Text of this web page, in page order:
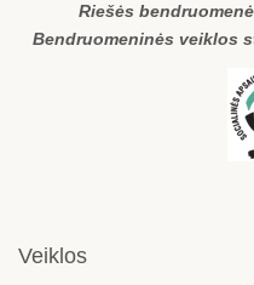
Riešės
Bendruomeninės veiklos
Veiklos